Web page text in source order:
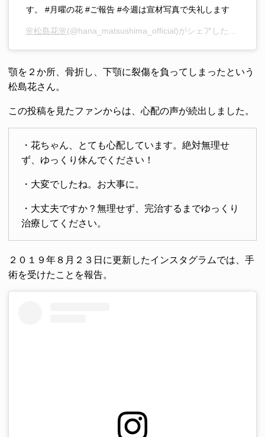
す。 #月曜の花 #ご報告 #今週は宣材写真で失礼します
🌸松島花🌸(@hana_matsushima_official)がシェアした投稿 –
顎を２か所、骨折し、下顎に裂傷を負ってしまったという
松島花さん。
この投稿を見たファンからは、心配の声が続出しました。
・花ちゃん、とても心配しています。絶対無理せ
ず、ゆっくり休んでください！
・大変でしたね。お大事に。
・大丈夫ですか？無理せず、完治するまでゆっくり
治療してください。
２０１９年８月２３日に更新したインスタグラムでは、手
術を受けたことを報告。